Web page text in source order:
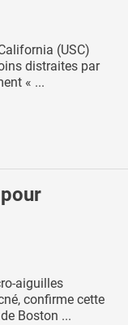
(USC)
distraites par
« ...
aiguilles
confirme cette
Boston ...